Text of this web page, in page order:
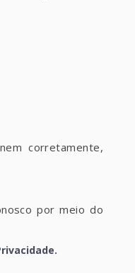
corretamente,
por meio do